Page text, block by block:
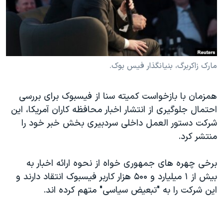
فرهنگ و زندگی
حقوق شهروندی
اقتصادی
علم و فناوری
گالری عکس
آرشیو پخش زنده
مستندها
انتخابات ریاست جمهوری آمریکا ۲۰۲۴
حمله جمهوری اسلامی به اسرائیل
رمز مهسا
اعتراضات زن، زندگی، آزادی
مجموعه مستندهای دادخواهی
تریبونال مردمی آبان ۹۸
چهل سال گروگان‌گیری
قانون شفافیت دارائی کادر رهبری ایران
دنبال کنید
مارک زاکربرگ، بنیانگذار فیس بوک.
همزمان با بازخواست کمیته سنا از فیسبوک برای بررسی
احتمال جلوگیری از انتشار اخبار محافظه کاران آمریکا، این
شرکت دستور العمل داخلی سردبیری بخش خبر خود را
منتشر کرد.
برخی چهره های جمهوری خواه از نحوه ارائه اخبار به
بیش از ۱ میلیارد و ۵۰۰ هزار کاربر فیسبوک انتقاد دارند و
این شرکت را به "تبعیض سیاسی" متهم کرده اند.